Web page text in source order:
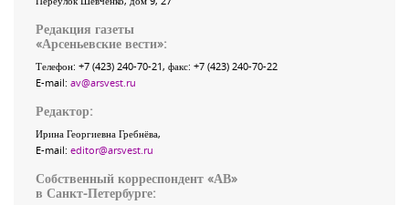
Редакция газеты
«Арсеньевские вести»:
Телефон: +7 (423) 240-70-21, факс: +7 (423) 240-70-22
E-mail: av@arsvest.ru
Редактор:
Ирина Георгиевна Гребнёва,
E-mail: editor@arsvest.ru
Собственный корреспондент «АВ»
в Санкт-Петербурге: